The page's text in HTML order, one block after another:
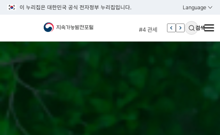
이 누리집은 대한민국 공식 전자정부 누리집입니다. Language
열기
KOREAN
ENGLISH
#4 관세
#5 esg
검색